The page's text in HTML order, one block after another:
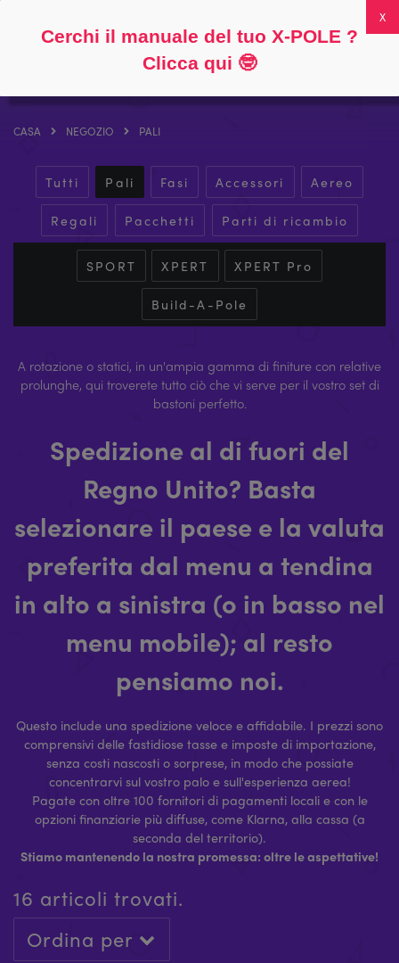
CASA NEGOZIO PALI
Tutti Pali Fasi Accessori Aereo
Regali Pacchetti Parti di ricambio
SPORT XPERT XPERT Pro
Build-A-Pole
A rotazione o statici, in un'ampia gamma di finiture con relative
prolunghe, qui troverete tutto ciò che vi serve per il vostro set di
bastoni perfetto.
Spedizione al di fuori del
Regno Unito? Basta
selezionare il paese e la valuta
preferita dal menu a tendina
in alto a sinistra (o in basso nel
menu mobile); al resto
pensiamo noi.
Questo include una spedizione veloce e affidabile. I prezzi sono
comprensivi delle fastidiose tasse e imposte di importazione,
senza costi nascosti o sorprese, in modo che possiate
concentrarvi sul vostro palo e sull'esperienza aerea!
Pagate con oltre 100 fornitori di pagamenti locali e con le
opzioni finanziarie più diffuse, come Klarna, alla cassa (a
seconda del territorio).
Stiamo mantenendo la nostra promessa: oltre le aspettative!
16 articoli trovati.
Ordina per
Cerchi il manuale del tuo X-POLE ?
Clicca qui 🤓